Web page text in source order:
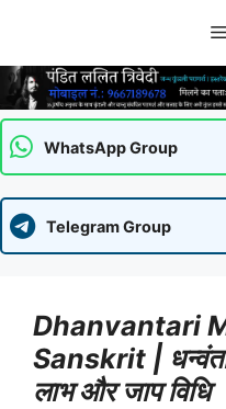
content
WhatsApp Group
Telegram Group
Dhanvantari
Sanskrit |
लाभ और जाप विधि